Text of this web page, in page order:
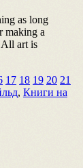
as long
making a
All art is
17 18 19 20 21
, Книги на